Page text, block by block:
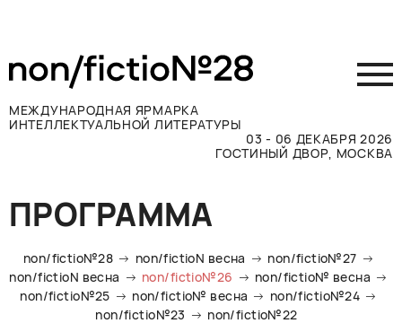
МЕЖДУНАРОДНАЯ ЯРМАРКА
ИНТЕЛЛЕКТУАЛЬНОЙ ЛИТЕРАТУРЫ
03 - 06 ДЕКАБРЯ 2026
ГОСТИНЫЙ ДВОР, МОСКВА
Принять участие
Участникам
Посетителям
Программа
Прессе
ПРОГРАММА
non/fictio№28 non/fictioN весна
non/fictio№27
non/fictioN весна
non/fictio№26
non/fictio№ весна
non/fictio№25
non/fictio№ весна
non/fictio№24
non/fictio№23
non/fictio№22